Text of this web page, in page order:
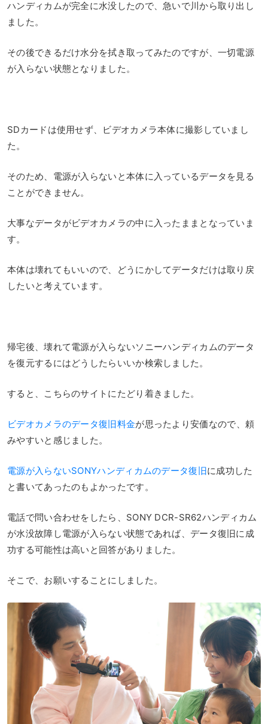
ハンディカムが完全に水没したので、急いで川から取り出し
ました。
その後できるだけ水分を拭き取ってみたのですが、一切電源
が入らない状態となりました。
SDカードは使用せず、ビデオカメラ本体に撮影していまし
た。
そのため、電源が入らないと本体に入っているデータを見る
ことができません。
大事なデータがビデオカメラの中に入ったままとなっていま
す。
本体は壊れてもいいので、どうにかしてデータだけは取り戻
したいと考えています。
帰宅後、壊れて電源が入らないソニーハンディカムのデータ
を復元するにはどうしたらいいか検索しました。
すると、こちらのサイトにたどり着きました。
ビデオカメラのデータ復旧料金が思ったより安価なので、頼
みやすいと感じました。
電源が入らないSONYハンディカムのデータ復旧に成功した
と書いてあったのもよかったです。
電話で問い合わせをしたら、SONY DCR-SR62ハンディカム
が水没故障し電源が入らない状態であれば、データ復旧に成
功する可能性は高いと回答がありました。
そこで、お願いすることにしました。